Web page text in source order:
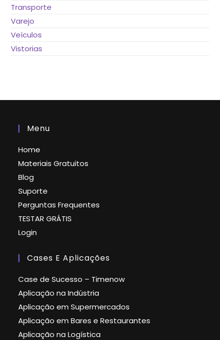
Transporte
Varejo
Veículos
Vistorias
Menu
Home
Materiais Gratuitos
Blog
Suporte
Perguntas Frequentes
TESTAR GRÁTIS
Login
Cases E Aplicações
Case de Sucesso – Timenow
Aplicação na Indústria
Aplicação em Supermercados
Aplicação em Bares e Restaurantes
Aplicação na Logística